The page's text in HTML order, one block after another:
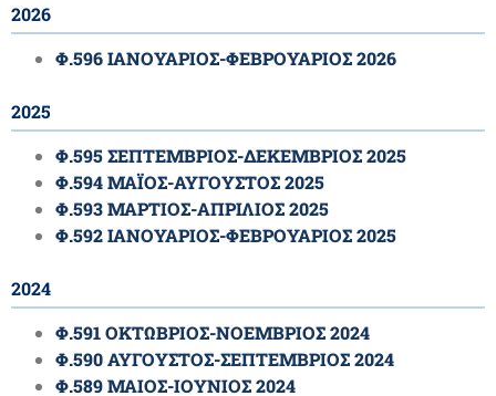
2026
Φ.596 ΙΑΝΟΥΑΡΙΟΣ-ΦΕΒΡΟΥΑΡΙΟΣ 2026
2025
Φ.595 ΣΕΠΤΕΜΒΡΙΟΣ-ΔΕΚΕΜΒΡΙΟΣ 2025
Φ.594 ΜΑΪΟΣ-ΑΥΓΟΥΣΤΟΣ 2025
Φ.593 ΜΑΡΤΙΟΣ-ΑΠΡΙΛΙΟΣ 2025
Φ.592 ΙΑΝΟΥΑΡΙΟΣ-ΦΕΒΡΟΥΑΡΙΟΣ 2025
2024
Φ.591 ΟΚΤΩΒΡΙΟΣ-ΝΟΕΜΒΡΙΟΣ 2024
Φ.590 ΑΥΓΟΥΣΤΟΣ-ΣΕΠΤΕΜΒΡΙΟΣ 2024
Φ.589 ΜΑΙΟΣ-ΙΟΥΝΙΟΣ 2024